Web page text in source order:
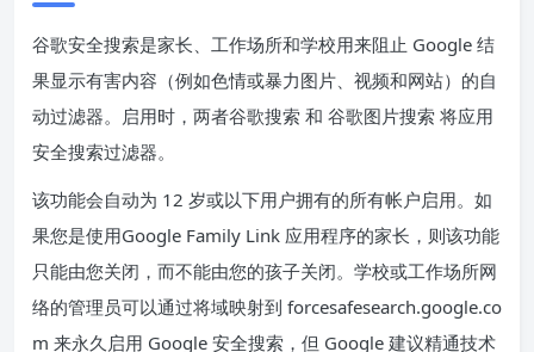
谷歌安全搜索是家长、工作场所和学校用来阻止 Google 结
果显示有害内容（例如色情或暴力图片、视频和网站）的自
动过滤器。启用时，两者谷歌搜索 和 谷歌图片搜索 将应用
安全搜索过滤器。
该功能会自动为 12 岁或以下用户拥有的所有帐户启用。如
果您是使用Google Family Link 应用程序的家长，则该功能
只能由您关闭，而不能由您的孩子关闭。学校或工作场所网
络的管理员可以通过将域映射到 forcesafesearch.google.co
m 来永久启用 Google 安全搜索，但 Google 建议精通技术